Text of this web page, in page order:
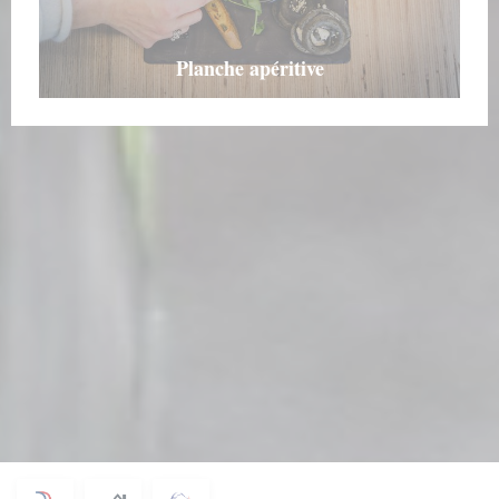
Planche apéritive